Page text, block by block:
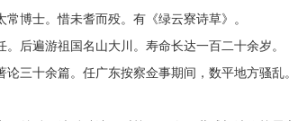
博士。惜未耆而殁。有《绿云寮诗草》。
遍游祖国名山大川。寿命长达一百二十余岁。
十余篇。任广东按察佥事期间，数平地方骚乱。